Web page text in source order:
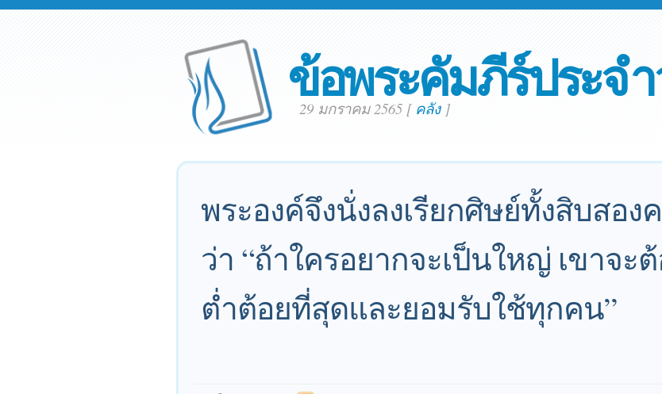
ข้อพระคัมภีร์ประจ
29 มกราคม 2565 [ คลัง]
พระองค์จึงนั่งลงเรียกศิษย์ทั้งสิบสอ
ว่า “ถ้าใครอยากจะเป็นใหญ่ เขาจะ
ต่ำต้อยที่สุดและยอมรับใช้ทุกคน”